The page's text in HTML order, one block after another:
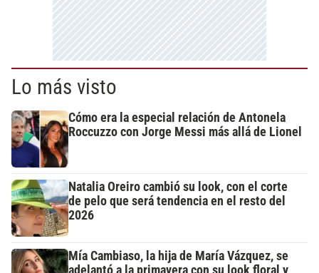
Lo más visto
Cómo era la especial relación de Antonela
Roccuzzo con Jorge Messi más allá de Lionel
Natalia Oreiro cambió su look, con el corte
de pelo que será tendencia en el resto del
2026
Mía Cambiaso, la hija de María Vázquez, se
adelantó a la primavera con su look floral y